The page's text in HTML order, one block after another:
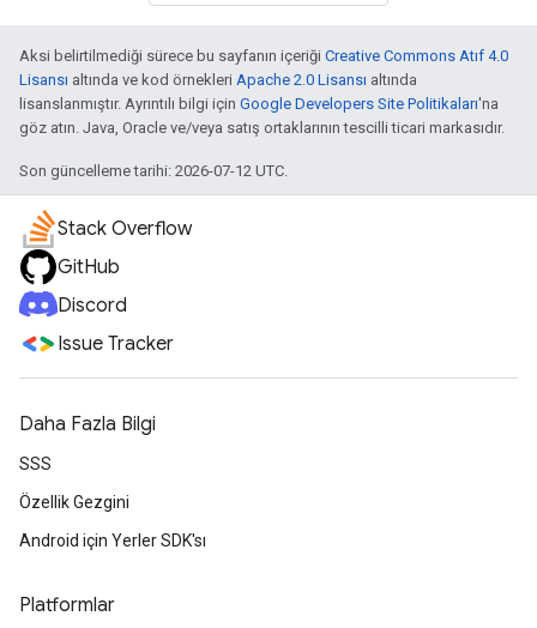
Aksi belirtilmediği sürece bu sayfanın içeriği Creative Commons Atıf 4.0
Lisansı altında ve kod örnekleri Apache 2.0 Lisansı altında
lisanslanmıştır. Ayrıntılı bilgi için Google Developers Site Politikaları'na
göz atın. Java, Oracle ve/veya satış ortaklarının tescilli ticari markasıdır.
Son güncelleme tarihi: 2026-07-12 UTC.
Stack Overflow
GitHub
Discord
Issue Tracker
Daha Fazla Bilgi
SSS
Özellik Gezgini
Android için Yerler SDK'sı
Platformlar